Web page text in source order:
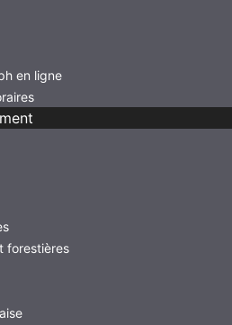
en ligne
forestières